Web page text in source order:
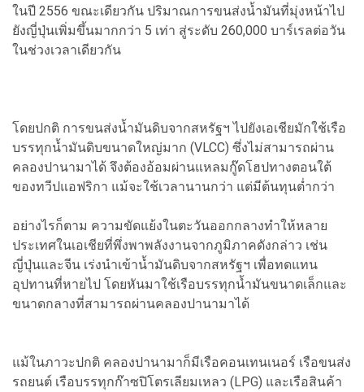
ในปี 2556 ขณะเดียวกัน ปริมาณการขนส่งน้ำมันที่มุ่งหน้าไป
ยังญี่ปุ่นเพิ่มขึ้นมากกว่า 5 เท่า สู่ระดับ 260,000 บาร์เรลต่อวัน
ในช่วงเวลาเดียวกัน
โดยปกติ การขนส่งน้ำมันดิบจากสหรัฐฯ ไปยังเอเชียมักใช้เรือ
บรรทุกน้ำมันดิบขนาดใหญ่มาก (VLCC) ซึ่งไม่สามารถผ่าน
คลองปานามาได้ จึงต้องอ้อมผ่านแหลมกู๊ดโฮปทางตอนใต้
ของทวีปแอฟริกา แม้จะใช้เวลานานกว่า แต่มีต้นทุนต่ำกว่า
อย่างไรก็ตาม ความขัดแย้งในตะวันออกกลางทำให้หลาย
ประเทศในเอเชียที่พึ่งพาพลังงานจากภูมิภาคดังกล่าว เช่น
ญี่ปุ่นและจีน เร่งนำเข้าน้ำมันดิบจากสหรัฐฯ เพื่อทดแทน
อุปทานที่หายไป โดยหันมาใช้เรือบรรทุกน้ำมันขนาดเล็กและ
ขนาดกลางที่สามารถผ่านคลองปานามาได้
แม้ในภาวะปกติ คลองปานามาก็มีเรือคอนเทนเนอร์ เรือขนส่ง
รถยนต์ เรือบรรทุกก๊าซปิโตรเลียมเหลว (LPG) และเรือสินค้า